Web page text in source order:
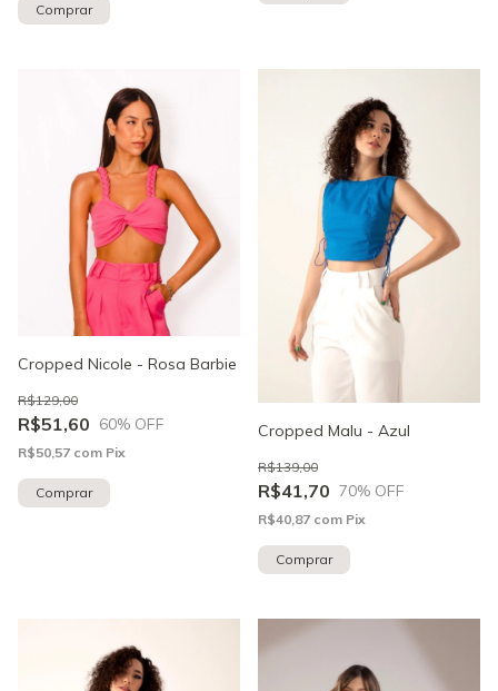
Comprar
Cropped Nicole - Rosa Barbie
R$51,60
R$129,00
60% OFF
R$50,57 com Pix
Comprar
Cropped Malu - Azul
R$41,70
R$139,00
70% OFF
R$40,87 com Pix
Comprar